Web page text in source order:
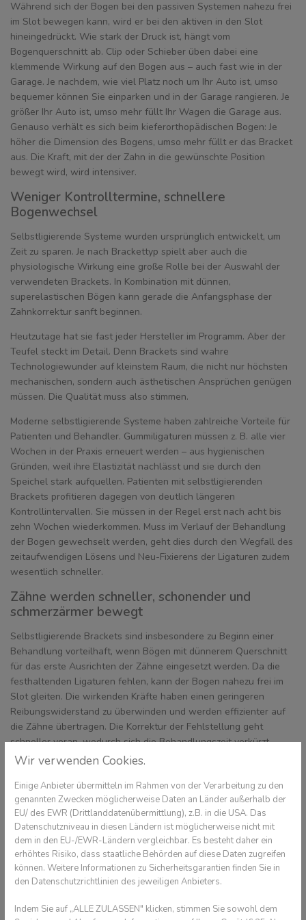
Während sich der Bogen bei den passiven Systemen nahezu frei
im Slot bewegen kann, wird er bei den aktiven in den Slot
hineingedrückt. Wie stark der Druck ist, hängt vom
Bogenquerschnitt ab. Clip oder Schieber üben dabei eine
klemmende Wirkung auf den Bogen aus – auch fast wie in der
Garage. Je nachdem, wie viel Platz noch um Ihr Auto ist, umso
bequemer können Sie einparken und in der Garage rangieren. Je
größer Ihr Auto ist, umso mehr füllt Ihr Wagen die Garage aus.
Genauso verhält es sich beim kieferorthopädischen Bogen: Je
höher die Dimension des Bogens, umso mehr füllt er das Bracket
aus. Die Kraft, mit der der Zahn in die gewünschte Position
bewegt wird, wird intensiver.
Weniger Kontrolltermine, schnellere
Bogenwechsel
Selbstligierende Systeme wurden ursprünglich entwickelt, um
Zeit zu sparen. Je nach Brackettyp spielt aber auch die
physiologische Wirkung eine große Rolle bei der Auswahl der
verwendeten Brackets. In Kombination mit dünnen,
superelastischen Bögen kann gerade die Anfangsphase der
Zahnkorrektur sanft beginnen.
Heutzutage hat sie fast jeder Hersteller im Programm. Aber der
Teufel steckt im Detail. Denn Brackets sind wahre
Technologiewunder auf kleinstem Raum, die nicht nur höchsten
mechanischen, sondern auch ästhetischen Ansprüchen genügen
müssen. Die Qualität muss also stimmen.
Moderne selbstligierende Systeme haben zahlreiche Vorteile für
Patienten und Behandler. Gummiligaturen müssen z. B. alle vier
Wochen in der Praxis erneuert werden – aus hygienischen
Gründen, weil ihre Elastizität nachlässt und sie durch den
Speichel stark aufquellen. Patienten mit selbstligierenden
Brackets profitieren dagegen von deutlich längeren
Kontrollintervallen. Sie müssen in der Regel erst nach acht bis
zehn Wochen wiederkommen. Muss im Verlauf der Behandlung
der Bogen gewechselt werden, geht dies durch den Wegfall des
zeitaufwendigen Lösens und Neu-Fixierens der Ligaturen zudem
wesentlich schneller.
Zähne werden schneller, schonender und
schmerzärmer bewegt
Selbstligierende Brackets sind insbesondere zu Beginn einer
Behandlung vorteilhaft, wenn Bögen mit dünnerem Querschnitt
für das erste Ausrichten der Zähne eingesetzt werden. Da die
festhaltenden Ligaturen fehlen, kann der Bogen nahezu frei im
Slot gleiten. Die wirkenden Kräfte haben einen geringeren
Reibungswiderstand zu überwinden und werden effizienter auf
die Zähne übertragen. Die Korrektur der Fehlstellung geht
schneller voran, wodurch sich die Behandlungszeit verkürzt.
Zudem sind vergleichsweise geringe Kräfte am Werk. Der Umbau
und ist mit weniger schmerzhaftem Druckempfinden für den
Patienten verbunden.
Konventionell ligierbare Brackets können vor allem aufgrund der
verwendeten Drahtligaturen hier und da mal piksen und die
Mundschleimhaut reizen. Bei selbstligierenden Brackets ist das
weniger der Fall. Zudem haben selbstligierende Systeme oft ein
stark abgerundetes Design. Das erhöht den Tragekomfort und
bietet „neugierigen“ Zungen weniger Möglichkeiten für
unangenehme Entdeckungstouren.
Wir verwenden Cookies.
Einige Anbieter übermitteln im Rahmen von der Verarbeitung zu den
genannten Zwecken möglicherweise Daten an Länder außerhalb der
EU/ des EWR (Drittlanddatenübermittlung), z.B. in die USA. Das
Datenschutzniveau in diesen Ländern ist möglicherweise nicht mit
dem in den EU-/EWR-Ländern vergleichbar. Es besteht daher ein
erhöhtes Risiko, dass staatliche Behörden auf diese Daten zugreifen
können. Weitere Informationen zu Sicherheitsgarantien finden Sie in
den Datenschutzrichtlinien des jeweiligen Anbieters.
Indem Sie auf „ALLE ZULASSEN" klicken, stimmen Sie sowohl dem